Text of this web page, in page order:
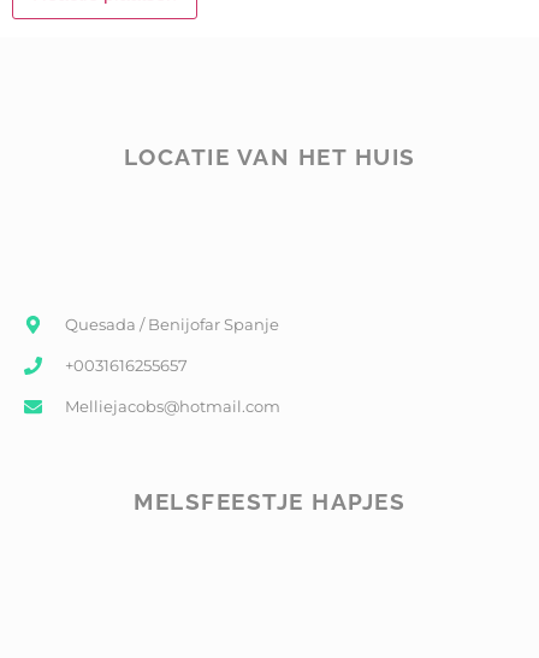
LOCATIE VAN HET HUIS
Quesada / Benijofar Spanje
+0031616255657
Melliejacobs@hotmail.com
MELSFEESTJE HAPJES